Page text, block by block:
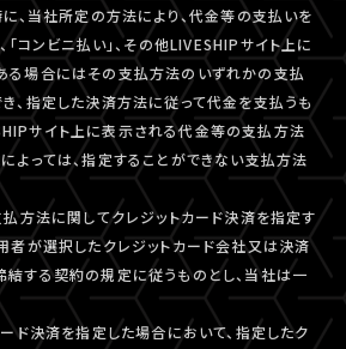
、当社所定の方法により、代金等の支払いを
「コンビニ払い」、その他LIVESHIPサイト上に
る場合にはその支払方法のいずれかの支払
、指定した決済方法に従って代金を支払うも
サイト上に表示される代金等の支払方法
よっては、指定することができない支払方法
方法に関してクレジットカード決済を指定す
者が選択したクレジットカード会社又は決済
する契約の規定に従うものとし、当社は一
ド決済を指定した場合において、指定したク